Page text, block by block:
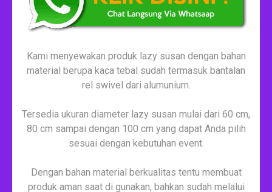
Kami menyewakan produk lazy susan dengan bahan
material berupa kaca tebal sudah termasuk bantalan
rel swivel dari alumunium.
Tersedia ukuran diameter lazy susan mulai dari 60 cm,
80 cm sampai dengan 100 cm yang dapat Anda pilih
sesuai dengan kebutuhan event.
Dengan bahan material berkualitas tentu membuat
produk aman saat di gunakan, bahkan sudah melalui